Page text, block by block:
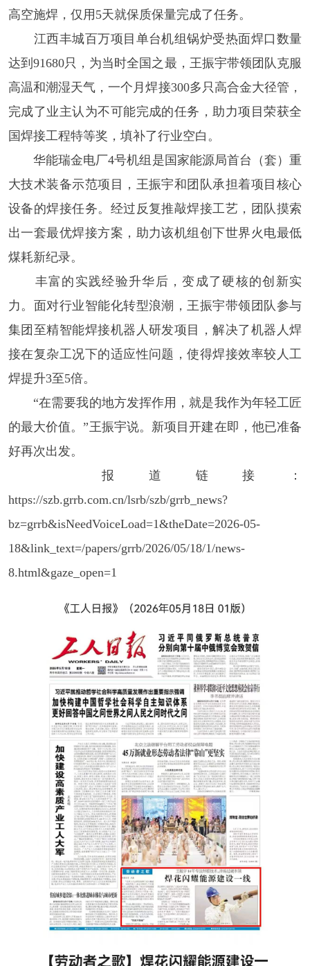
高空施焊，仅用5天就保质保量完成了任务。
江西丰城百万项目单台机组锅炉受热面焊口数量
达到91680只，为当时全国之最，王振宇带领团队克服
高温和潮湿天气，一个月焊接300多只高合金大径管，
完成了业主认为不可能完成的任务，助力项目荣获全
国焊接工程特等奖，填补了行业空白。
华能瑞金电厂4号机组是国家能源局‌首台（套）重
大技术装备示范项目，王振宇和团队承担着项目核心
设备的焊接任务。经过反复推敲焊接工艺，团队摸索
出一套最优焊接方案，助力该机组创下世界火电最低
煤耗新纪录。
丰富的实践经验升华后，变成了硬核的创新实
力。面对行业智能化转型浪潮，王振宇带领团队参与
集团至精智能焊接机器人研发项目，解决了机器人焊
接在复杂工况下的适应性问题，使得焊接效率较人工
焊提升3至5倍。
“在需要我的地方发挥作用，就是我作为年轻工匠
的最大价值。”王振宇说。新项目开建在即，他已准备
好再次出发。
报道链接：
https://szb.grrb.com.cn/lsrb/szb/grrb_news?
bz=grrb&isNeedVoiceLoad=1&theDate=2026-05-
18&link_text=/papers/grrb/2026/05/18/1/news-
8.html&gaze_open=1